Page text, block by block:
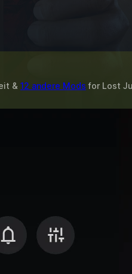
& 12 andere Mods for Lost